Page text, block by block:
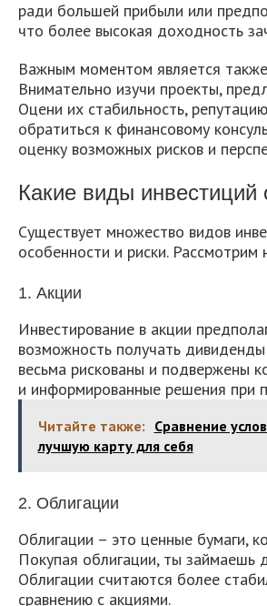
ради большей прибыли или
что более высокая доходность
Важным моментом является
Внимательно изучи проекты,
Оцени их стабильность,
обратиться к финансовому
оценку возможных рисков и
Какие виды инвестиций
Существует множество видов
особенности и риски.
1. Акции
Инвестирование в акции
возможность получать
весьма рискованы и подвержены
и информированные решения при
Читайте также: Сравнение
лучшую карту для себя
2. Облигации
Облигации – это ценные бумаги,
Покупая облигации, ты займаешь
Облигации считаются более
сравнению с акциями.